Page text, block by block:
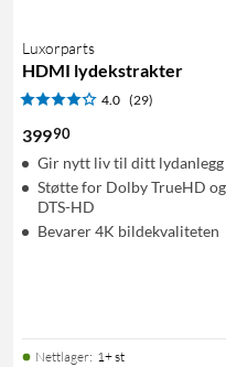
Luxorparts
HDMI lydekstrakter
4.0 (29)
39990
Gir nytt liv til ditt lydanlegg
Støtte for Dolby TrueHD og
DTS-HD
Bevarer 4K bildekvaliteten
Nettlager: 1+ st